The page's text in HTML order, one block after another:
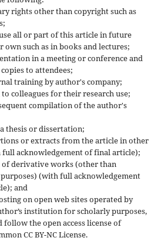
rights other than copyright such as
all or part of this article in future
own such as in books and lectures;
in a meeting or conference and
to attendees;
training by author's company;
colleagues for their research use;
compilation of the author's
thesis or dissertation;
or extracts from the article in other
acknowledgement of final article);
derivative works (other than
(with full acknowledgement
and
on open web sites operated by
institution for scholarly purposes,
the open access license of
CC BY-NC License.